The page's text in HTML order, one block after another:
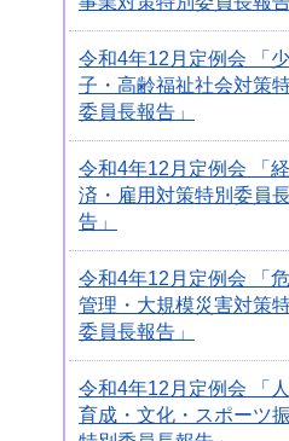
令和4年12月定例会 「少
子・高齢福祉社会対策
委員長報告」
令和4年12月定例会 「経
済・雇用対策特別委員
告」
令和4年12月定例会 「
管理・大規模災害対策
委員長報告」
令和4年12月定例会 「
育成・文化・スポーツ